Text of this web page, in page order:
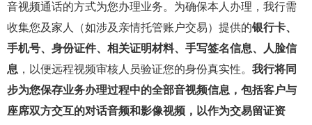
音视频通话的方式为您办理业务。为确保本人办理，我行需
收集您及家人（如涉及亲情托管账户交易）提供的银行卡、
手机号、身份证件、相关证明材料、手写签名信息、人脸信
息 ，以便远程视频审核人员验证您的身份真实性。 我行将同
步为您保存业务办理过程中的全部音视频信息，包括客户与
座席双方交互的对话音频和影像视频，以作为交易留证资